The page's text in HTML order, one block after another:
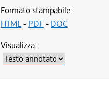
Formato stampabile:
HTML- PDF - DOC
Visualizza: